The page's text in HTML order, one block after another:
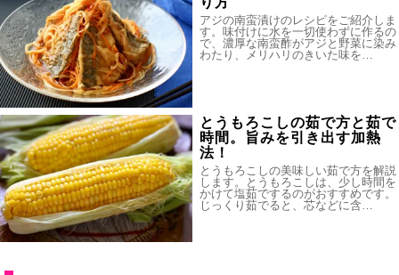
アジの南蛮漬けのレシピをご紹介しま
す。味付けに水を一切使わずに作るの
で、濃厚な南蛮酢がアジと野菜に染み
わたり、メリハリのきいた味を…
とうもろこしの茹で方と茹で
時間。旨みを引き出す加熱
法！
とうもろこしの美味しい茹で方を解説
します。とうもろこしは、少し時間を
かけて塩茹でするのがおすすめです。
じっくり茹でると、芯などに含…